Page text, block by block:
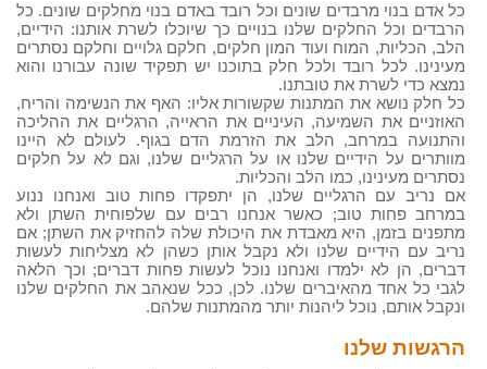
כל אדם בנוי מרבדים שונים וכל רובד באדם בנוי מחלקים שונים. כל
הרבדים וכל החלקים שלנו בנויים כך שיוכלו לשרת אותנו: הידיים,
הלב, הכליות, המוח ועוד המון חלקים, חלקם גלויים וחלקם נסתרים
מעינינו. לכל רובד ולכל חלק בתוכנו יש תפקיד שונה עבורנו והוא
נמצא כדי לשרת את טובתנו.
כל חלק נושא את המתנות שקשורות אליו: האף את הנשימה והריח,
האוזניים את השמיעה, העיניים את הראייה, הרגליים את ההליכה
והתנועה במרחב, הלב את הזרמת הדם בגוף. לעולם לא היינו
מוותרים על הידיים שלנו או על הרגליים שלנו, וגם לא על חלקים
נסתרים מעינינו, כמו הלב והכליות.
אם נריב עם הרגליים שלנו, הן יתפקדו פחות טוב ואנחנו ננוע
במרחב פחות טוב; כאשר אנחנו רבים עם שלפוחית השתן ולא
מתפנים בזמן, היא מאבדת את היכולת שלה להחזיק את השתן; אם
נריב עם הידיים שלנו ולא נקבל אותן כשהן לא מצליחות לעשות
דברים, הן לא ילמדו ואנחנו נוכל לעשות פחות דברים; וכך הלאה
לגבי כל אחד מהאיברים שלנו. לכן, ככל שנאהב את החלקים שלנו
ונקבל אותם, נוכל ליהנות יותר מהמתנות שלהם.
הרגשות שלנו